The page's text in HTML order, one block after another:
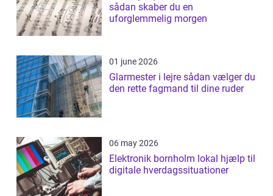
sådan skaber du en
uforglemmelig morgen
01 june 2026
Glarmester i lejre sådan vælger du
den rette fagmand til dine ruder
06 may 2026
Elektronik bornholm lokal hjælp til
digitale hverdagssituationer